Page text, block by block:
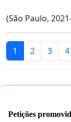
(São Paulo,
1 2 3 4
Petições